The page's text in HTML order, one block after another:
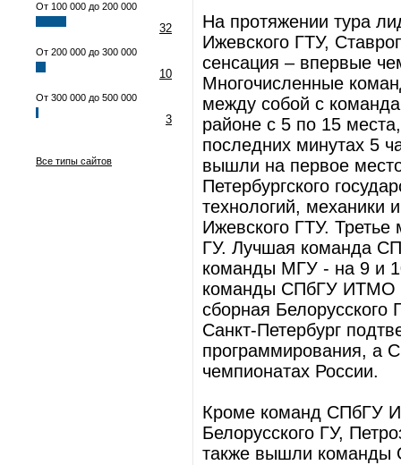
От 100 000 до 200 000
32
От 200 000 до 300 000
10
От 300 000 до 500 000
3
Все типы сайтов
На протяжении тура
Ижевского ГТУ,
сенсация – впервые
Многочисленные
между собой с
районе с 5 по 15
последних минутах 5
вышли на первое
Петербургского
технологий, механики
Ижевского ГТУ. Третье
ГУ. Лучшая команда
команды МГУ - на 9 и
команды СПбГУ ИТМО
сборная Белорусского
Санкт-Петербург
программирования, а
чемпионатах России.
Кроме команд СПбГУ
Белорусского ГУ,
также вышли команды